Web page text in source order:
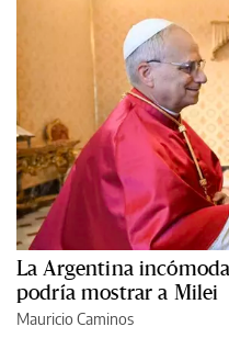
La Argentina
podría mostrar a Milei
Mauricio Caminos